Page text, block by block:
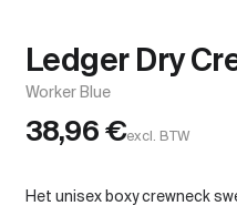
Ledger Dry
Worker Blue
38,96€excl. BTW